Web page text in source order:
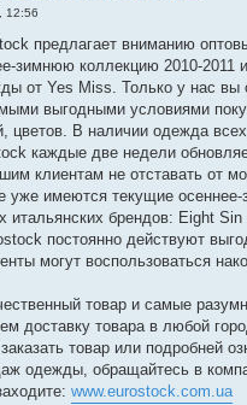
12:56
предлагает вниманию
зимнюю коллекцию 2010-2011
от Yes Miss. Только у нас вы
выгодными условиями
цветов. В наличии одежда
каждые две недели
клиентам не отставать от
уже имеются текущие осеннее-
итальянских брендов: Eight Sin
постоянно действуют
могут воспользоваться
товар и самые
доставку товара в любой
товар или подробней
одежды, обращайтесь в
www.eurostock.com.ua